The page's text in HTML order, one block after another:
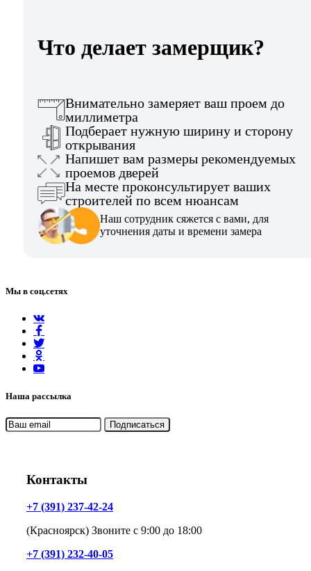
Что делает замерщик?
Внимательно замеряет ваш проем до
миллиметра
Подберает нужную ширину и сторону
открывания
Напишет вам размеры рекомендуемых
проемов дверей
На месте проконсультирует ваших
строителей по всем нюансам
Наш сотрудник сяжется с вами, для
уточнения даты и времени замера
Мы в соц.сетях
Наша рассылка
Контакты
+7 (391) 237-42-24
(Красноярск) Звоните с 9:00 до 18:00
+7 (391) 232-40-05